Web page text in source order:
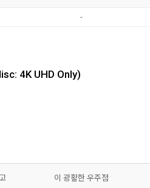
-
4K UHD Only)
이 광활한 우주점